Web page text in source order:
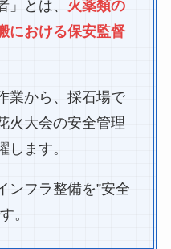
」とは、 火薬類の
における保安監督
業から、採石場で
火大会の安全管理
します。
ンフラ整備を”安全
。